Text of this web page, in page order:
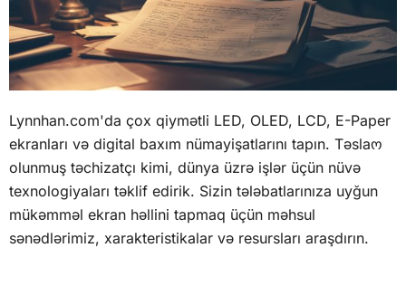
Lynnhan.com'da çox qiymətli LED, OLED, LCD, E-Paper
ekranları və digital baxım nümayişatlarını tapın. Təslaო
olunmuş təchizatçı kimi, dünya üzrə işlər üçün nüvə
texnologiyaları təklif edirik. Sizin tələbatlarınıza uyğun
mükəmməl ekran həllini tapmaq üçün məhsul
sənədlərimiz, xarakteristikalar və resursları araşdırın.